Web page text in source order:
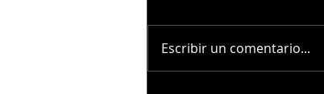
Escribir un comentario...